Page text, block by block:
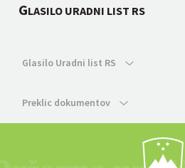
GLASILO URADNI LIST RS
Glasilo Uradni list RS
Preklic dokumentov